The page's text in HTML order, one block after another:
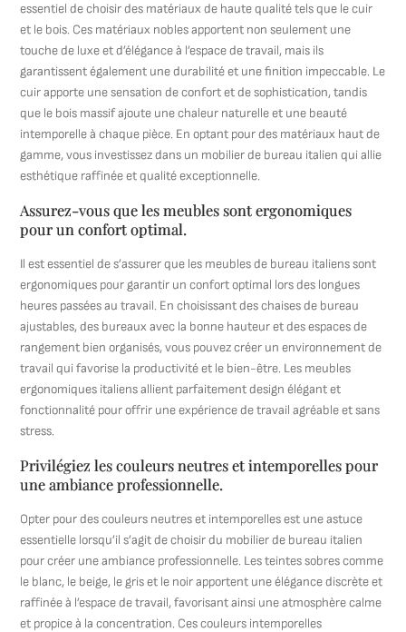
essentiel de choisir des matériaux de haute qualité tels que le cuir
et le bois. Ces matériaux nobles apportent non seulement une
touche de luxe et d’élégance à l’espace de travail, mais ils
garantissent également une durabilité et une finition impeccable. Le
cuir apporte une sensation de confort et de sophistication, tandis
que le bois massif ajoute une chaleur naturelle et une beauté
intemporelle à chaque pièce. En optant pour des matériaux haut de
gamme, vous investissez dans un mobilier de bureau italien qui allie
esthétique raffinée et qualité exceptionnelle.
Assurez-vous que les meubles sont ergonomiques
pour un confort optimal.
Il est essentiel de s’assurer que les meubles de bureau italiens sont
ergonomiques pour garantir un confort optimal lors des longues
heures passées au travail. En choisissant des chaises de bureau
ajustables, des bureaux avec la bonne hauteur et des espaces de
rangement bien organisés, vous pouvez créer un environnement de
travail qui favorise la productivité et le bien-être. Les meubles
ergonomiques italiens allient parfaitement design élégant et
fonctionnalité pour offrir une expérience de travail agréable et sans
stress.
Privilégiez les couleurs neutres et intemporelles pour
une ambiance professionnelle.
Opter pour des couleurs neutres et intemporelles est une astuce
essentielle lorsqu’il s’agit de choisir du mobilier de bureau italien
pour créer une ambiance professionnelle. Les teintes sobres comme
le blanc, le beige, le gris et le noir apportent une élégance discrète et
raffinée à l’espace de travail, favorisant ainsi une atmosphère calme
et propice à la concentration. Ces couleurs intemporelles